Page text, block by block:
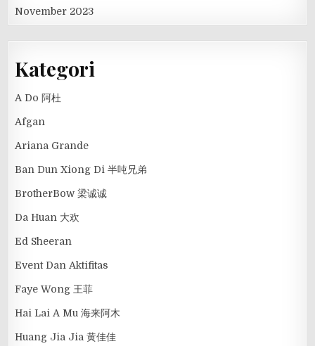
November 2023
Kategori
A Do 阿杜
Afgan
Ariana Grande
Ban Dun Xiong Di 半吨兄弟
BrotherBow 梁诚诚
Da Huan 大欢
Ed Sheeran
Event Dan Aktifitas
Faye Wong 王菲
Hai Lai A Mu 海来阿木
Huang Jia Jia 黄佳佳